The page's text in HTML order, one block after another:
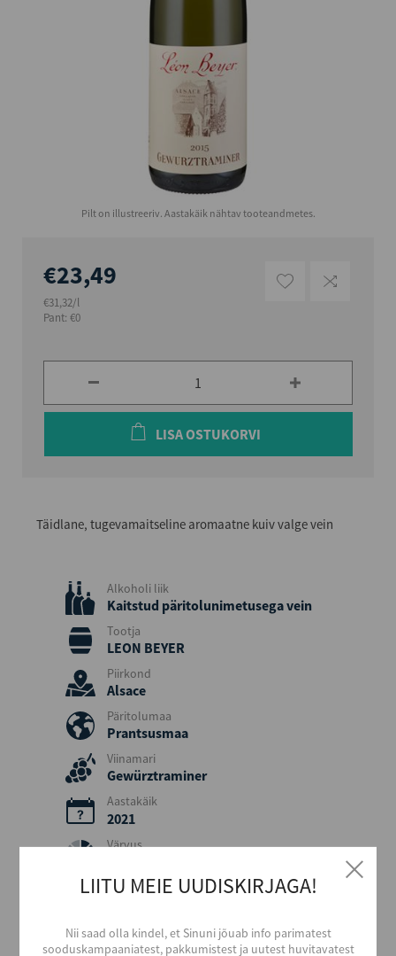
Pilt on illustreeriv. Aastakäik nähtav tooteandmetes.
€23,49
€31,32/l
Pant: €0
LISA OSTUKORVI
Täidlane, tugevamaitseline aromaatne kuiv valge vein
Alkoholi liik
Kaitstud päritolunimetusega vein
Tootja
LEON BEYER
Piirkond
Alsace
Päritolumaa
Prantsusmaa
Viinamari
Gewürztraminer
Aastakäik
2021
Värvus
Stiil
Maitse
Kuiv
LIITU MEIE UUDISKIRJAGA!
Nii saad olla kindel, et Sinuni jõuab info parimatest
sooduskampaaniatest, pakkumistest ja uutest huvitavatest